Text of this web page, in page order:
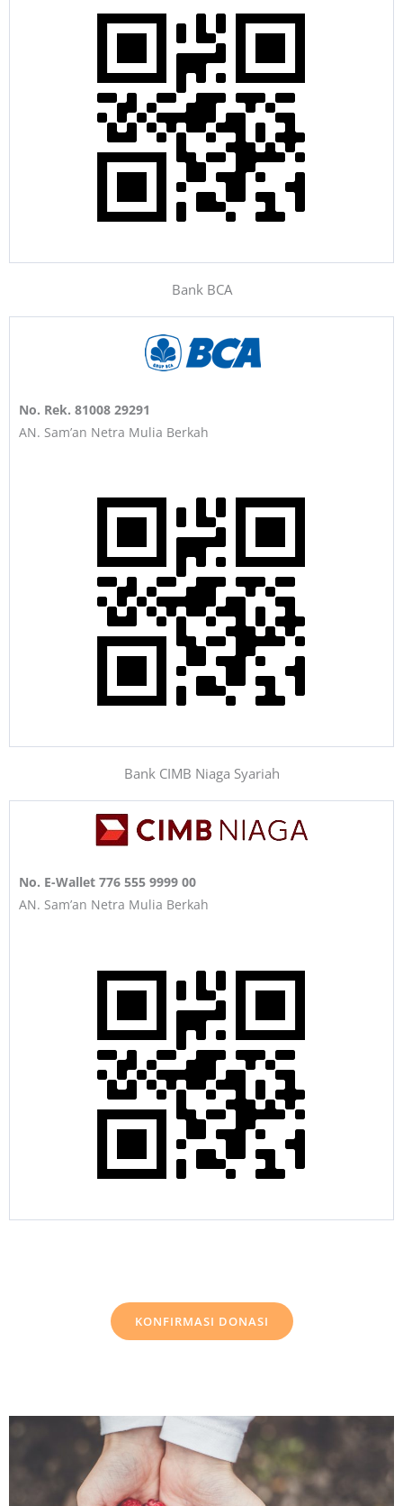
Bank BCA
No. Rek. 81008 29291
AN. Sam’an Netra Mulia Berkah
Bank CIMB Niaga Syariah
No. E-Wallet 776 555 9999 00
AN. Sam’an Netra Mulia Berkah
KONFIRMASI DONASI